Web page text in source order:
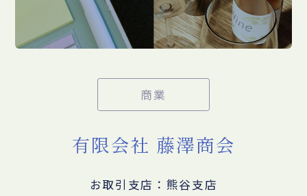
商業
有限会社 藤澤商会
お取引支店：熊谷支店